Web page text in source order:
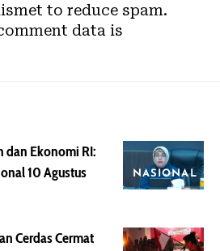
to reduce spam.
data is
NASIONAL
dan Ekonomi RI:
10 Agustus
Cerdas Cermat